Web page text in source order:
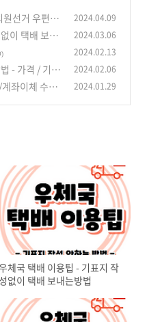
선거 우편물
2024.04.09
이 택배 보내
2024.03.06
2024.02.13
- 가격 / 기간
2024.02.06
좌이체 수령
2024.01.29
체국 택배 이용팁 - 기표지 작
성없이 택배 보내는방법